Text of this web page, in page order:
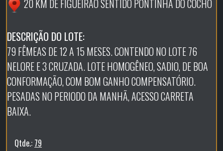
20 KM DE FIGUEIRÃO SENTIDO PONTINHA DO COCHO
DESCRIÇÃO DO LOTE:
79 FÊMEAS DE 12 A 15 MESES. CONTENDO NO LOTE 76
NELORE E 3 CRUZADA. LOTE HOMOGÊNEO, SADIO, DE BOA
CONFORMAÇÃO, COM BOM GANHO COMPENSATÓRIO.
PESADAS NO PERIODO DA MANHÃ, ACESSO CARRETA
BAIXA.
Qtde.: 79